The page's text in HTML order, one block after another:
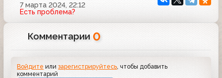
7 марта 2024, 22:12
Есть проблема?
Комментарии 0
Войдите илизарегистрируйтесь , чтобы добавить
комментарий